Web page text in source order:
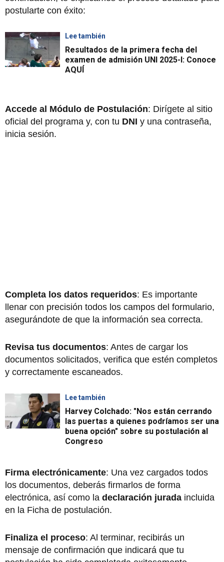
postularte con éxito:
Lee también
Resultados de la primera fecha del
examen de admisión UNI 2025-I: Conoce
AQUÍ
Accede al Módulo de Postulación: Dirígete al sitio
oficial del programa y, con tu DNI y una contraseña,
inicia sesión.
Completa los datos requeridos: Es importante
llenar con precisión todos los campos del formulario,
asegurándote de que la información sea correcta.
Revisa tus documentos: Antes de cargar los
documentos solicitados, verifica que estén completos
y correctamente escaneados.
Lee también
Harvey Colchado: "Nos están cerrando
las puertas a quienes podríamos ser una
buena opción" sobre su postulación al
Congreso
Firma electrónicamente: Una vez cargados todos
los documentos, deberás firmarlos de forma
electrónica, así como la declaración jurada incluida
en la Ficha de postulación.
Finaliza el proceso: Al terminar, recibirás un
mensaje de confirmación que indicará que tu